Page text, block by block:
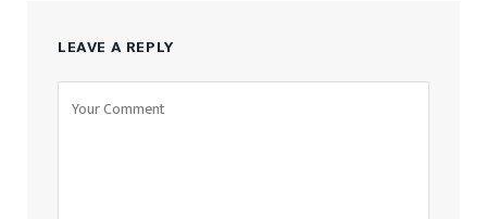
LEAVE A REPLY